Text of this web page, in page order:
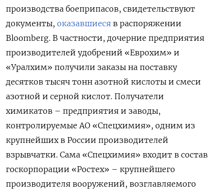
производства боеприпасов, свидетельствуют
документы, оказавшиеся в распоряжении
Bloomberg. В частности, дочерние предприятия
производителей удобрений «Еврохим» и
«Уралхим» получили заказы на поставку
десятков тысяч тонн азотной кислоты и смеси
азотной и серной кислот. Получатели
химикатов – предприятия и заводы,
контролируемые АО «Спецхимия», одним из
крупнейших в России производителей
взрывчатки. Сама «Спецхимия» входит в состав
госкорпорации «Ростех» – крупнейшего
производителя вооружений, возглавляемого